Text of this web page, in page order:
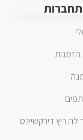
הזמנות
לה ריץ דירקשיינס